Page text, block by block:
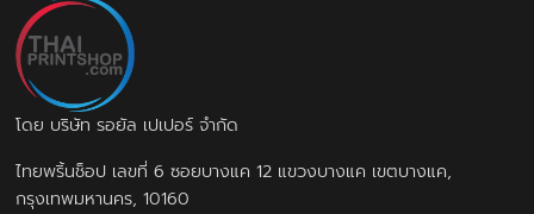
โดย บริษัท รอยัล เปเปอร์ จำกัด
ไทยพริ้นช็อป เลขที่ 6 ซอยบางแค 12 แขวงบางแค เขตบางแค,
กรุงเทพมหานคร, 10160